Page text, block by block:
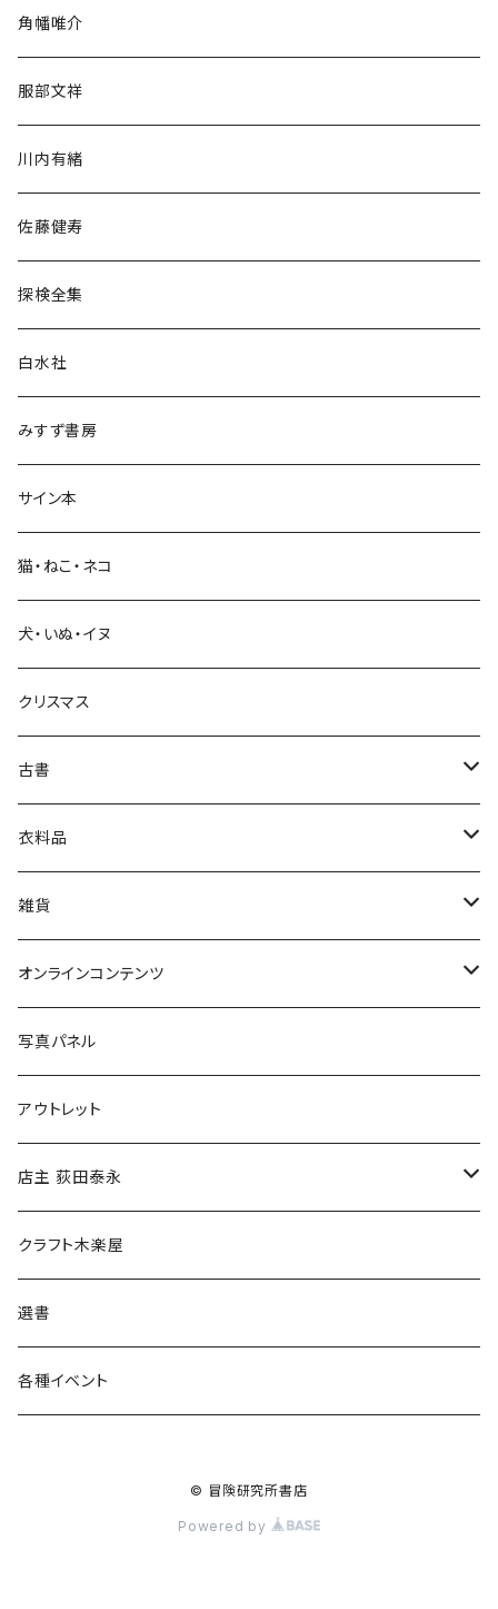
民族・風習
言語・ことば
生活・暮らし
芸術・絵画・写真
絵本・児童書
娯楽・エンターテインメント
角幡唯介
服部文祥
川内有緒
佐藤健寿
探検全集
白水社
みすず書房
サイン本
猫・ねこ・ネコ
犬・いぬ・イヌ
クリスマス
古書
古書セット
美術
衣料品
POLEWARDS
Tシャツ
雑貨
バッグ
ブックカバー
マグカップ
傘
食料品
その他
オンラインコンテンツ
冒険クロストーク
写真パネル
アウトレット
店主 荻田泰永
書籍
ウェア
クラフト木楽屋
選書
各種イベント
© 冒険研究所書店
Powered by